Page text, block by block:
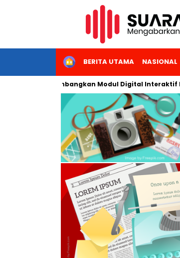
HOMEBERITA UTAMA NASIONAL
Jakarta Kembangkan Modul Digital Interaktif